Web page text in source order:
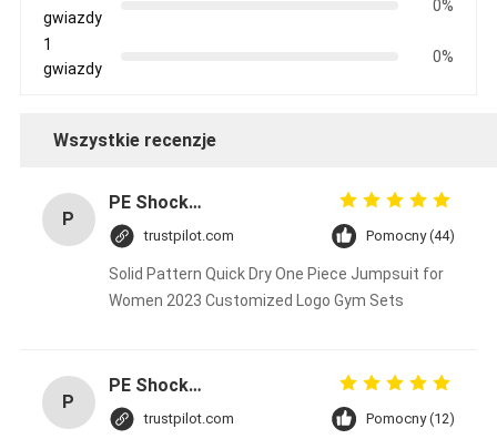
gwiazdy
0%
1
gwiazdy
0%
Wszystkie recenzje
P
PE Shockproof Aquariums MBBR Filter Media White Color Fda Carrier 25x4MM
trustpilot.com Pomocny (44)
Solid Pattern Quick Dry One Piece Jumpsuit for
Women 2023 Customized Logo Gym Sets
P
PE Shockproof Aquariums MBBR Filter Media White Color Fda Carrier 25x4MM
trustpilot.com Pomocny (12)